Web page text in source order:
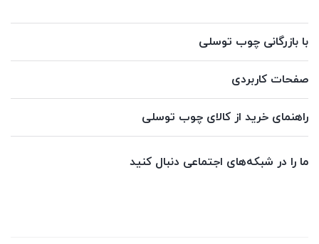
با بازرگانی چوب توسلی
صفحات کاربردی
راهنمای خرید از کالای چوب توسلی
ما را در شبکه‌های اجتماعی دنبال کنید